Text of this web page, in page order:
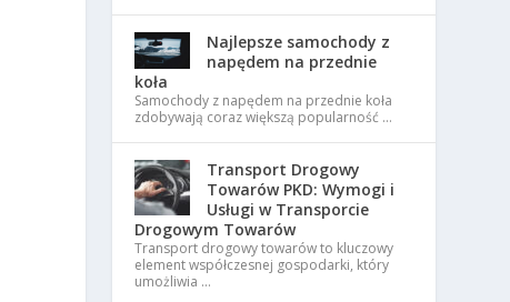
Najlepsze samochody z
napędem na przednie
koła
Samochody z napędem na przednie koła
zdobywają coraz większą popularność …
Transport Drogowy
Towarów PKD: Wymogi i
Usługi w Transporcie
Drogowym Towarów
Transport drogowy towarów to kluczowy
element współczesnej gospodarki, który
umożliwia …